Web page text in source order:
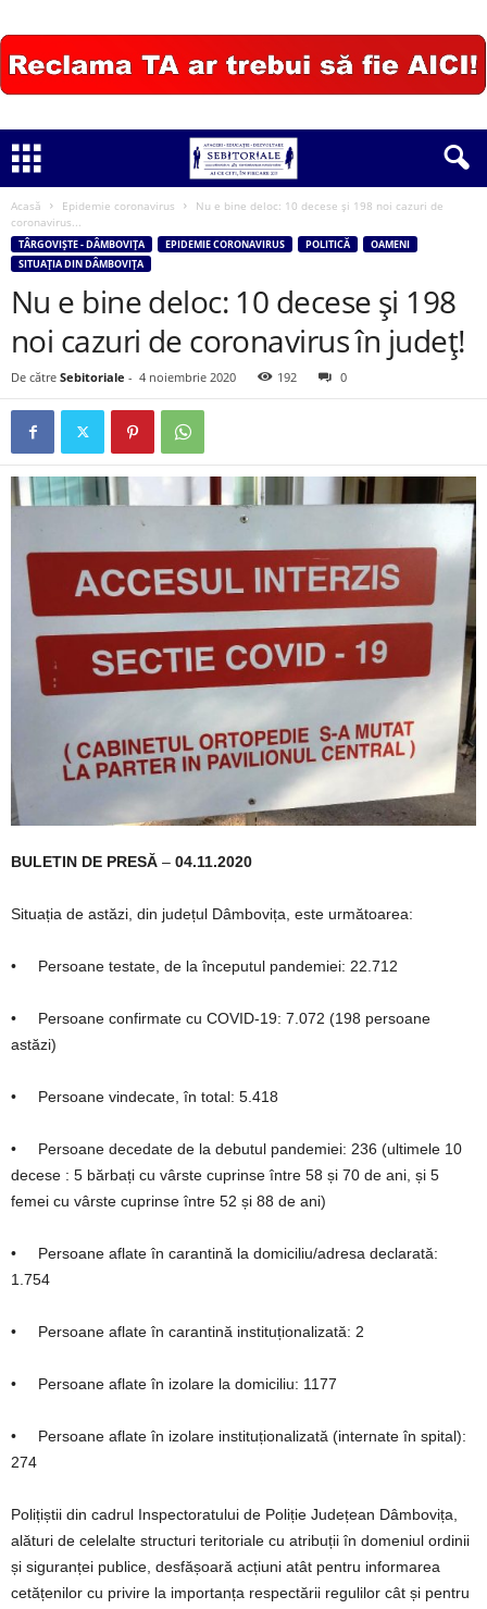
Acasă Epidemie coronavirus
Nu e bine deloc: 10 decese și 198 noi cazuri de
coronavirus...
TÂRGOVIȘTE - DÂMBOVIȚA EPIDEMIE CORONAVIRUS POLITICĂ
OAMENI
SITUAȚIA DIN DÂMBOVIȚA
Nu e bine deloc: 10 decese și 198
noi cazuri de coronavirus în județ!
De către Sebitoriale - 4 noiembrie 2020 192 0
BULETIN DE PRESĂ – 04.11.2020
Situația de astăzi, din județul Dâmbovița, este următoarea:
• Persoane testate, de la începutul pandemiei: 22.712
• Persoane confirmate cu COVID-19: 7.072 (198 persoane
astăzi)
• Persoane vindecate, în total: 5.418
• Persoane decedate de la debutul pandemiei: 236 (ultimele 10
decese : 5 bărbați cu vârste cuprinse între 58 și 70 de ani, și 5
femei cu vârste cuprinse între 52 și 88 de ani)
• Persoane aflate în carantină la domiciliu/adresa declarată:
1.754
• Persoane aflate în carantină instituționalizată: 2
• Persoane aflate în izolare la domiciliu: 1177
• Persoane aflate în izolare instituționalizată (internate în spital):
274
Polițiștii din cadrul Inspectoratului de Poliție Județean Dâmbovița,
alături de celelalte structuri teritoriale cu atribuții în domeniul ordinii
și siguranței publice, desfășoară acțiuni atât pentru informarea
cetățenilor cu privire la importanța respectării regulilor cât și pentru